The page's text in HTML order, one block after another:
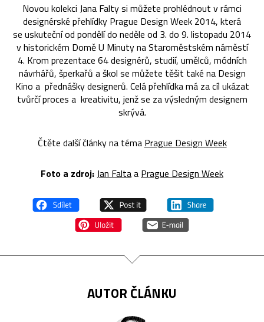
Novou kolekci Jana Falty si můžete prohlédnout v rámci
designérské přehlídky Prague Design Week 2014, která
se uskuteční od pondělí do neděle od 3. do 9. listopadu 2014
v historickém Domě U Minuty na Staroměstském náměstí
4. Krom prezentace 64 designérů, studií, umělců, módních
návrhářů, šperkařů a škol se můžete těšit také na Design
Kino a přednášky designerů. Celá přehlídka má za cíl ukázat
tvůrčí proces a kreativitu, jenž se za výsledným designem
skrývá.
Čtěte další články na téma Prague Design Week
Foto a zdroj: Jan Faltaa Prague Design Week
AUTOR ČLÁNKU